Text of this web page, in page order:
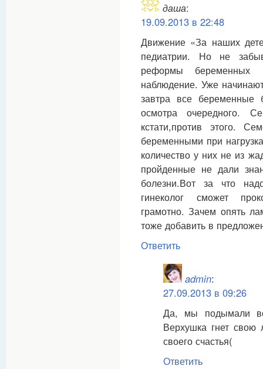
даша:
19.09.2013 в 22:48
Движение «За наших
педиатрии. Но не
реформы беременных
наблюдение. Уже
завтра все беременные
осмотра очередного.
кстати,против этого.
беременными при
количество у них не из
пройденные не дали
болезни.Вот за что
гинеколог сможет
грамотно. Зачем опять
тоже добавить в
Ответить
admin:
27.09.2013 в 09:26
Да, мы подымали
Верхушка гнет
своего счастья(
Ответить